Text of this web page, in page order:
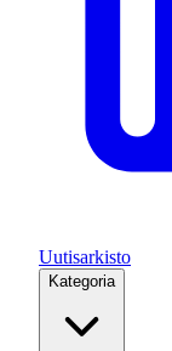
Uutisarkisto
Kategoria